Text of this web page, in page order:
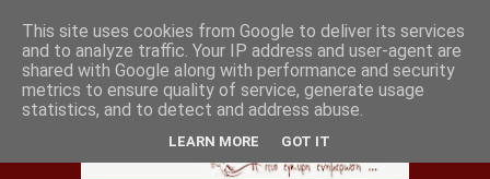
This site uses cookies from Google to deliver its services
and to analyze traffic. Your IP address and user-agent are
shared with Google along with performance and security
metrics to ensure quality of service, generate usage
statistics, and to detect and address abuse.
LEARN MORE GOT IT